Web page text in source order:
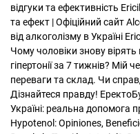
відгуки та ефективність
та ефект | Офіційний сайт
від алкоголізму в Україні
Чому чоловіки знову вірять
гіпертонії за 7 тижнів? Мій
переваги та склад. Чи
Дізнайтеся правду!
Україні: реальна допомога
Hypotenol: Opiniones,